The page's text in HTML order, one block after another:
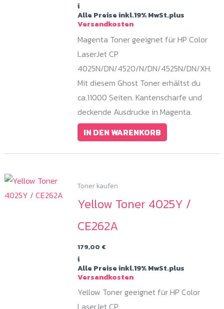
i
Alle Preise inkl.19% MwSt.plus
Versandkosten
Magenta Toner geeignet für HP Color
LaserJet CP
4025N/DN/4520/N/DN/4525N/DN/XH.
Mit diesem Ghost Toner erhältst du
ca.11000 Seiten. Kantenscharfe und
deckende Ausdrucke in Magenta.
IN DEN WARENKORB
Toner kaufen
Yellow Toner 4025Y /
CE262A
179,00 €
i
Alle Preise inkl.19% MwSt.plus
Versandkosten
Yellow Toner geeignet für HP Color
LaserJet CP